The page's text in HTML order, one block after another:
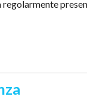
regolarmente